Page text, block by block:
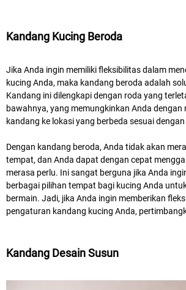
Kandang Kucing Beroda
Jika Anda ingin memiliki fleksibilitas dalam
kucing Anda, maka kandang beroda adalah
Kandang ini dilengkapi dengan roda yang
bawahnya, yang memungkinkan Anda dengan
kandang ke lokasi yang berbeda sesuai
Dengan kandang beroda, Anda tidak akan
tempat, dan Anda dapat dengan cepat
merasa perlu. Ini sangat berguna jika Anda
berbagai pilihan tempat bagi kucing Anda
bermain. Jadi, jika Anda ingin memberikan
pengaturan kandang kucing Anda,
Kandang Desain Susun